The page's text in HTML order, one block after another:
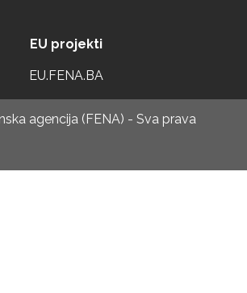
EU projekti
EU.FENA.BA
agencija (FENA) - Sva prava